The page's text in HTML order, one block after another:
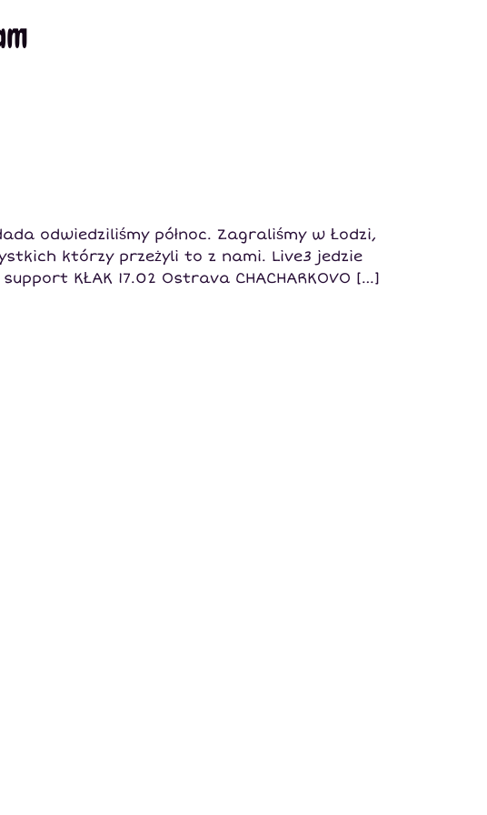
odwiedziliśmy północ. Zagraliśmy w Łodzi,
którzy przeżyli to z nami. Live3 jedzie
KŁAK 17.02 Ostrava CHACHARKOVO […]